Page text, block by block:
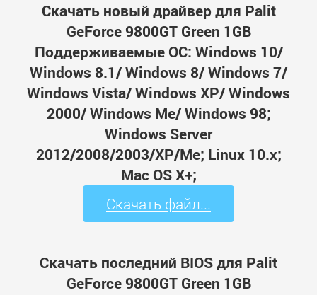
Скачать новый драйвер для Palit
GeForce 9800GT Green 1GB
Поддерживаемые ОС: Windows 10/
Windows 8.1/ Windows 8/ Windows 7/
Windows Vista/ Windows XP/ Windows
2000/ Windows Me/ Windows 98;
Windows Server
2012/2008/2003/XP/Me; Linux 10.x;
Mac OS X+;
Скачать файл...
Скачать последний BIOS для Palit
GeForce 9800GT Green 1GB